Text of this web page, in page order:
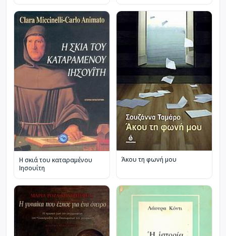
Η σκιά του καταραμένου
Ιησουίτη
Άκου τη φωνή μου